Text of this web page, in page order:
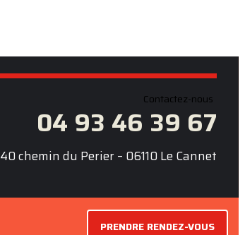
Contactez-nous
04 93 46 39 67
40 chemin du Perier – 06110 Le Cannet
PRENDRE RENDEZ-VOUS